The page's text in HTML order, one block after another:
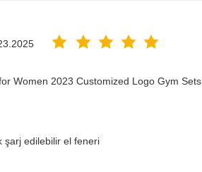
Women 2023 Customized Logo Gym Sets
şarj edilebilir el feneri